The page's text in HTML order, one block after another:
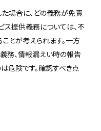
場合に、どの義務が免責
ス提供義務については、不
とが考えられます。一方
務、情報漏えい時の報告
危険です。確認すべき点